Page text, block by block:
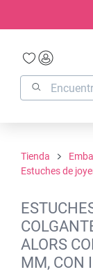
Tienda
Estuches de
ALORS
MM, CON